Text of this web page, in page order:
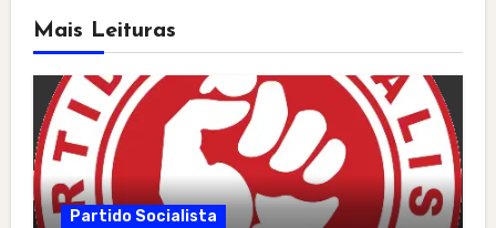
Mais Leituras
Partido Socialista